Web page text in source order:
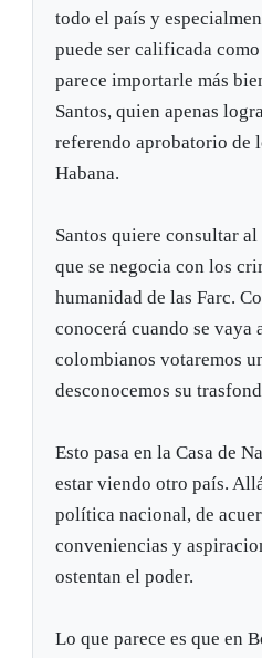
todo el país y
puede ser calificada
parece importarle más
Santos, quien apenas
referendo aprobatorio de
Habana.
Santos quiere consultar
que se negocia con los
humanidad de las Farc.
conocerá cuando se vaya
colombianos votaremos
desconocemos su
Esto pasa en la Casa de
estar viendo otro país.
política nacional, de
conveniencias y
ostentan el poder.
Lo que parece es que en